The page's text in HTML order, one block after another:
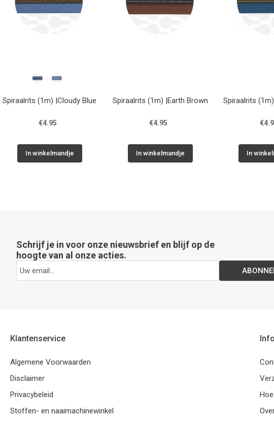
Spiraalrits (1m) |Cloudy Blue
€4.95
In winkelmandje
Spiraalrits (1m) |Earth Brown
€4.95
In winkelmandje
Spiraalrits
In
Schrijf je in voor onze nieuwsbrief en blijf op de
hoogte van al onze acties.
Klantenservice
Algemene Voorwaarden
Disclaimer
Privacybeleid
Stoffen- en naaimachinewinkel
Info